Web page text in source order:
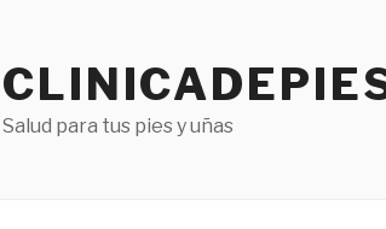
Salud para tus pies y uñas